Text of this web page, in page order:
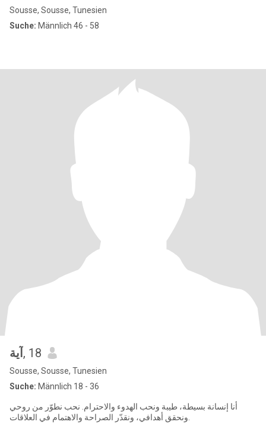
Sousse, Sousse, Tunesien
Suche: Männlich 46 - 58
آية , 18
Sousse, Sousse, Tunesien
Suche: Männlich 18 - 36
أنا إنسانة بسيطة، طيبة ونحب الهدوء والاحترام. نحب نطوّر من روحي